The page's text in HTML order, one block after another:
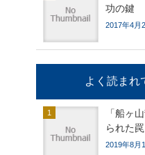
功の鍵
2017年4月
よく読まれ
「船ヶ
られた罠
2019年8月